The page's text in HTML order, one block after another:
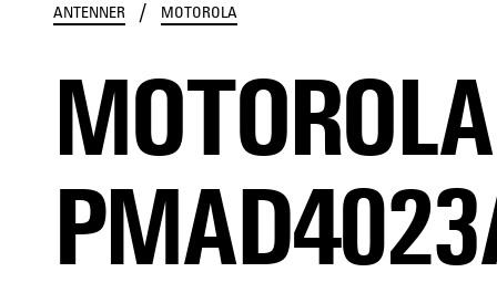
ANTENNER / MOTOROLA
MOTOROLA